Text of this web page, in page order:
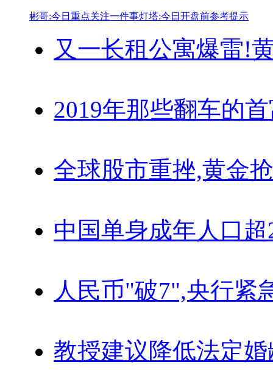
彬哥:今日重点关注一件事灯塔:今日开盘前参考提示
又一长租公寓爆雷!
2019年那些翻车的
全球股市重挫,黄金
中国单身成年人口超
人民币"破7",央行紧
教授建议降低法定婚